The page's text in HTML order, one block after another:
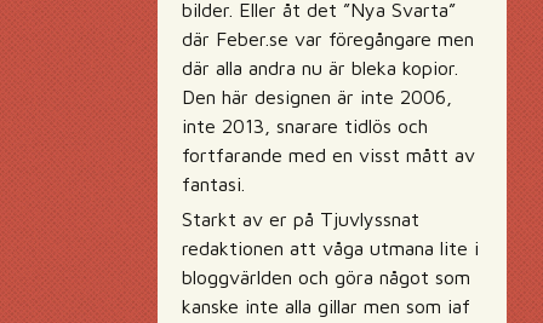
bilder. Eller åt det ”Nya Svarta”
där Feber.se var föregångare men
där alla andra nu är bleka kopior.
Den här designen är inte 2006,
inte 2013, snarare tidlös och
fortfarande med en visst mått av
fantasi.
Starkt av er på Tjuvlyssnat
redaktionen att våga utmana lite i
bloggvärlden och göra något som
kanske inte alla gillar men som iaf